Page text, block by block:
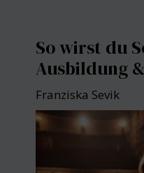
So wirst du
Ausbildung
Franziska Sevik